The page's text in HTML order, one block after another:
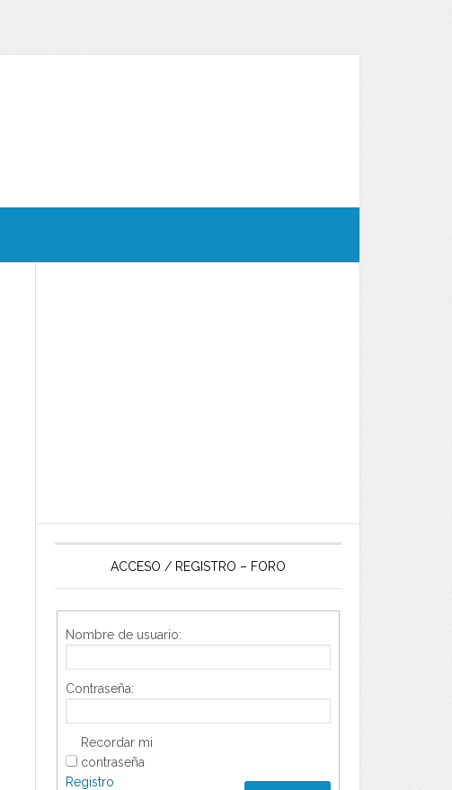
ACCESO / REGISTRO – FORO
Nombre de usuario:
Contraseña:
Recordar mi
contraseña
Registro